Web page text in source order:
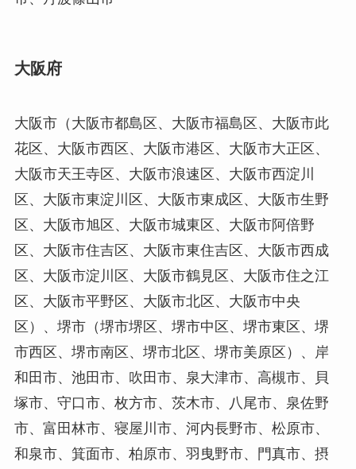
大阪府
大阪市（大阪市都島区、大阪市福島区、大阪市此
花区、大阪市西区、大阪市港区、大阪市大正区、
大阪市天王寺区、大阪市浪速区、大阪市西淀川
区、大阪市東淀川区、大阪市東成区、大阪市生野
区、大阪市旭区、大阪市城東区、大阪市阿倍野
区、大阪市住吉区、大阪市東住吉区、大阪市西成
区、大阪市淀川区、大阪市鶴見区、大阪市住之江
区、大阪市平野区、大阪市北区、大阪市中央
区）、堺市（堺市堺区、堺市中区、堺市東区、堺
市西区、堺市南区、堺市北区、堺市美原区）、岸
和田市、池田市、吹田市、泉大津市、高槻市、貝
塚市、守口市、枚方市、茨木市、八尾市、泉佐野
市、富田林市、寝屋川市、河内長野市、松原市、
和泉市、箕面市、柏原市、羽曳野市、門真市、摂